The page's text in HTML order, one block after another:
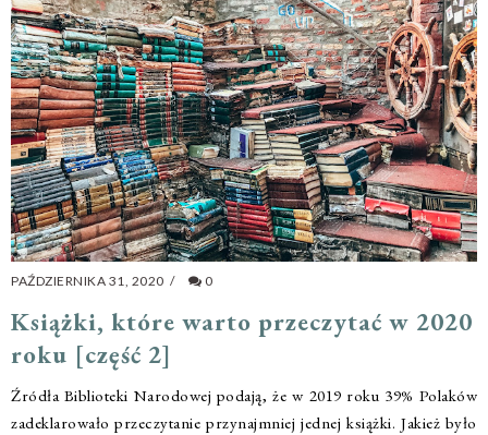
PAŹDZIERNIKA 31, 2020 / 0
Książki, które warto przeczytać w 2020
roku [część 2]
Źródła Biblioteki Narodowej podają, że w 2019 roku 39% Polaków
zadeklarowało przeczytanie przynajmniej jednej książki. Jakież było